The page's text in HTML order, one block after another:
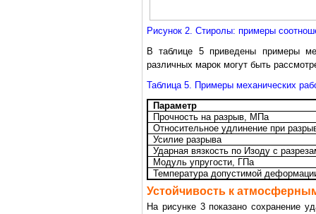
Рисунок 2. Стиролы: примеры
В таблице 5 приведены примеры
различных марок могут быть
Таблица 5. Примеры механических
Параметр
Прочность на разрыв, МПа
Относительное удлинение при
Усилие разрыва
Ударная вязкость по Изоду с
Модуль упругости, ГПа
Температура допустимой
Устойчивость к
На рисунке 3 показано сохранение